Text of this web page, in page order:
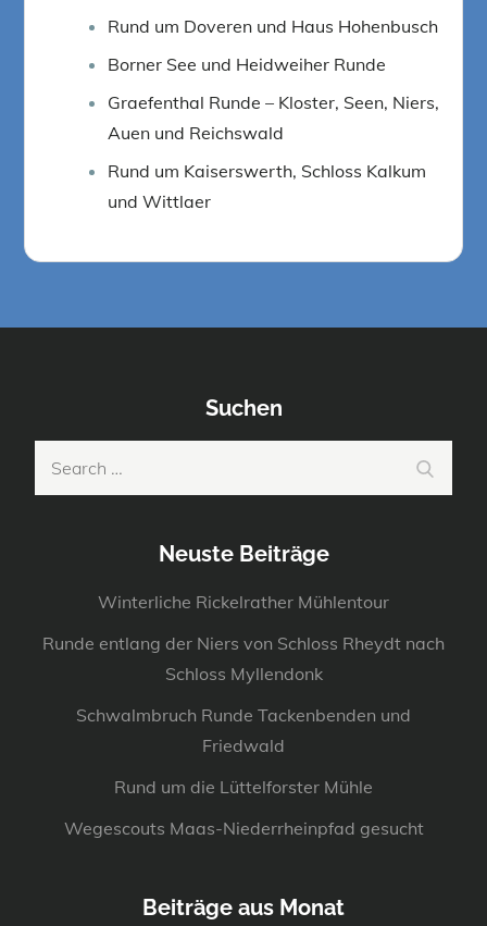
Rund um Doveren und Haus Hohenbusch
Borner See und Heidweiher Runde
Graefenthal Runde – Kloster, Seen, Niers,
Auen und Reichswald
Rund um Kaiserswerth, Schloss Kalkum
und Wittlaer
Suchen
Neuste Beiträge
Winterliche Rickelrather Mühlentour
Runde entlang der Niers von Schloss Rheydt nach
Schloss Myllendonk
Schwalmbruch Runde Tackenbenden und
Friedwald
Rund um die Lüttelforster Mühle
Wegescouts Maas-Niederrheinpfad gesucht
Beiträge aus Monat